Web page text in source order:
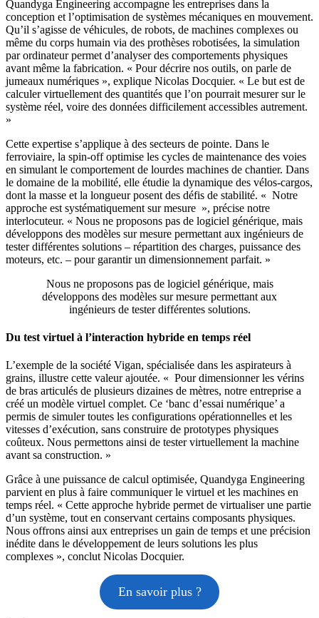
Quandyga Engineering accompagne les entreprises dans la
conception et l’optimisation de systèmes mécaniques en mouvement.
Qu’il s’agisse de véhicules, de robots, de machines complexes ou
même du corps humain via des prothèses robotisées, la simulation
par ordinateur permet d’analyser des comportements physiques
avant même la fabrication. « Pour décrire nos outils, on parle de
jumeaux numériques », explique Nicolas Docquier. « Le but est de
calculer virtuellement des quantités que l’on pourrait mesurer sur le
système réel, voire des données difficilement accessibles autrement.
»
Cette expertise s’applique à des secteurs de pointe. Dans le
ferroviaire, la spin-off optimise les cycles de maintenance des voies
en simulant le comportement de lourdes machines de chantier. Dans
le domaine de la mobilité, elle étudie la dynamique des vélos-cargos,
dont la masse et la longueur posent des défis de stabilité. « Notre
approche est systématiquement sur mesure », précise notre
interlocuteur. « Nous ne proposons pas de logiciel générique, mais
développons des modèles sur mesure permettant aux ingénieurs de
tester différentes solutions – répartition des charges, puissance des
moteurs, etc. – pour garantir un dimensionnement parfait. »
Nous ne proposons pas de logiciel générique, mais
développons des modèles sur mesure permettant aux
ingénieurs de tester différentes solutions.
Du test virtuel à l’interaction hybride en temps réel
L’exemple de la société Vigan, spécialisée dans les aspirateurs à
grains, illustre cette valeur ajoutée. « Pour dimensionner les vérins
de bras articulés de plusieurs dizaines de mètres, notre entreprise a
créé un modèle virtuel complet. Ce ‘banc d’essai numérique’ a
permis de simuler toutes les configurations opérationnelles et les
vitesses d’exécution, sans construire de prototypes physiques
coûteux. Nous permettons ainsi de tester virtuellement la machine
avant sa construction. »
Grâce à une puissance de calcul optimisée, Quandyga Engineering
parvient en plus à faire communiquer le virtuel et les machines en
temps réel. « Cette approche hybride permet de virtualiser une partie
d’un système, tout en conservant certains composants physiques.
Nous offrons ainsi aux entreprises un gain de temps et une précision
inédite dans le développement de leurs solutions les plus
complexes », conclut Nicolas Docquier.
En savoir plus ?